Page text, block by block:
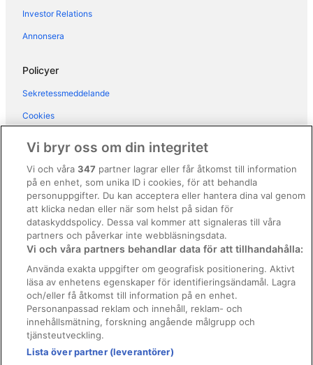
Carihuela Suites
Hotel Fénix Torremolinos - Adults Only Recommended
Bluesea Solaris
Apartment Club Playa Flores
Hotel La Barracuda
Investor Relations
Annonsera
Policyer
Sekretessmeddelande
Cookies
Regler och villkor för Vrbo
Tillgänglighetsanpassning
Juridisk information/Kontakta oss
Riktlinjer för innehåll och anmäla innehåll
Hjälp
Kontakta oss
Avboka eller ändra din bokning
Boka ett flyg med flygbolagskredit
Vi bryr oss om din integritet
Vi och våra347 partner lagrar eller får åtkomst till information
på en enhet, som unika ID i cookies, för att behandla
personuppgifter. Du kan acceptera eller hantera dina val genom
att klicka nedan eller när som helst på sidan för
dataskyddspolicy. Dessa val kommer att signaleras till våra
partners och påverkar inte webbläsningsdata.
Vi och våra partners behandlar data för att tillhandahålla:
Använda exakta uppgifter om geografisk positionering. Aktivt
läsa av enhetens egenskaper för identifieringsändamål. Lagra
och/eller få åtkomst till information på en enhet.
Personanpassad reklam och innehåll, reklam- och
innehållsmätning, forskning angående målgrupp och
tjänsteutveckling.
Lista över partner (leverantörer)